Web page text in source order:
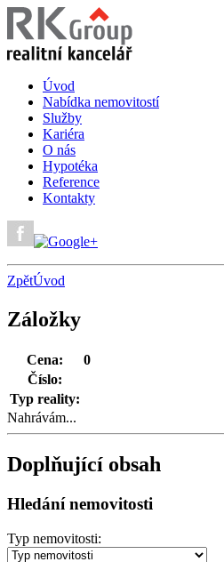
Úvod
Nabídka nemovitostí
Služby
Kariéra
O nás
Hypotéka
Reference
Kontakty
ZpětÚvod
Záložky
Cena:
0
Číslo:
Typ reality:
Nahrávám...
Doplňující obsah
Hledání nemovitosti
Typ nemovitosti: